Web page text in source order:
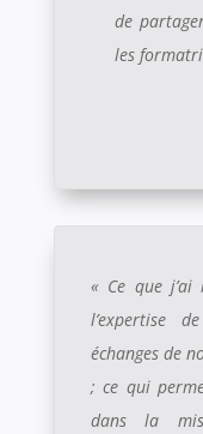
de
les
« Ce que j’ai
l’expertise
échanges de
; ce qui
dans la